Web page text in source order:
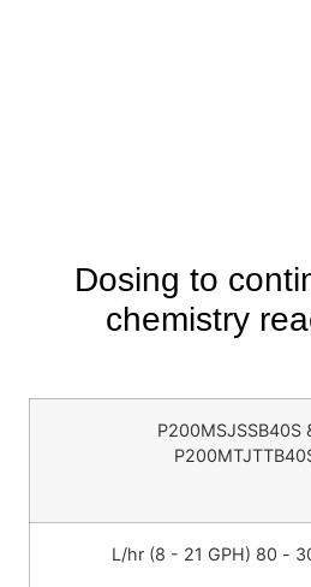
Dosing to
chemistry
P200MSJSSB40S
30 - 80 L/hr (8